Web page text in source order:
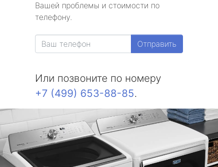
Вашей проблемы и стоимости по
телефону.
Отправить
Или позвоните по номеру
+7 (499) 653-88-85.